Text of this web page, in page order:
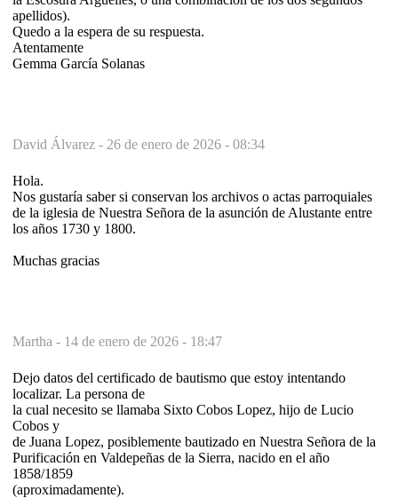
apellidos).
Quedo a la espera de su respuesta.
Atentamente
Gemma García Solanas
David Álvarez - 26 de enero de 2026 - 08:34
Hola.
Nos gustaría saber si conservan los archivos o actas parroquiales
de la iglesia de Nuestra Señora de la asunción de Alustante entre
los años 1730 y 1800.
Muchas gracias
Martha - 14 de enero de 2026 - 18:47
Dejo datos del certificado de bautismo que estoy intentando
localizar. La persona de
la cual necesito se llamaba Sixto Cobos Lopez, hijo de Lucio
Cobos y
de Juana Lopez, posiblemente bautizado en Nuestra Señora de la
Purificación en Valdepeñas de la Sierra, nacido en el año
1858/1859
(aproximadamente).